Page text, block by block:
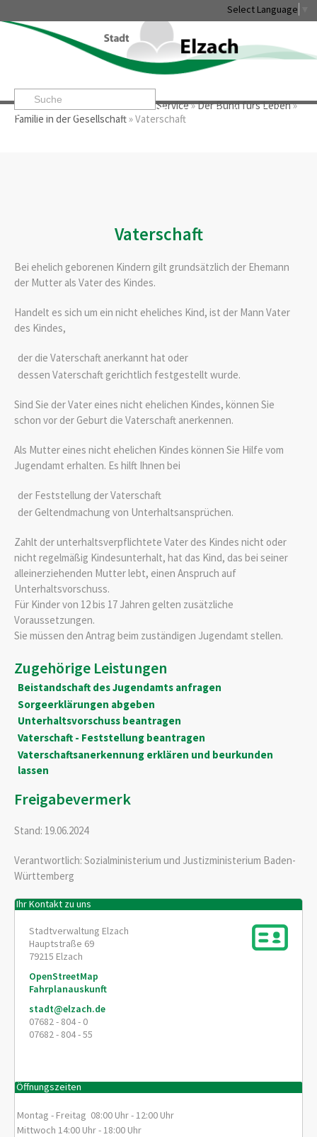
Select Language
Startseite» »Service»Der Bund fürs Leben»
Familie in der Gesellschaft»Vaterschaft
Leben & Erleben Rathaus & Service Stadtentwicklung &
Vaterschaft
Bei ehelich geborenen Kindern gilt grundsätzlich der Ehemann
der Mutter als Vater des Kindes.
Handelt es sich um ein nicht eheliches Kind, ist der Mann Vater
des Kindes,
der die Vaterschaft anerkannt hat oder
dessen Vaterschaft gerichtlich festgestellt wurde.
Sind Sie der Vater eines nicht ehelichen Kindes, können Sie
schon vor der Geburt die Vaterschaft anerkennen.
Als Mutter eines nicht ehelichen Kindes können Sie Hilfe vom
Jugendamt erhalten. Es hilft Ihnen bei
der Feststellung der Vaterschaft
der Geltendmachung von Unterhaltsansprüchen.
Zahlt der unterhaltsverpflichtete Vater des Kindes nicht oder
nicht regelmäßig Kindesunterhalt, hat das Kind, das bei seiner
alleinerziehenden Mutter lebt, einen Anspruch auf
Unterhaltsvorschuss.
Für Kinder von 12 bis 17 Jahren gelten zusätzliche
Voraussetzungen.
Sie müssen den Antrag beim zuständigen Jugendamt stellen.
Zugehörige Leistungen
Beistandschaft des Jugendamts anfragen
Sorgeerklärungen abgeben
Unterhaltsvorschuss beantragen
Vaterschaft - Feststellung beantragen
Vaterschaftsanerkennung erklären und beurkunden
lassen
Freigabevermerk
Stand: 19.06.2024
Verantwortlich: Sozialministerium und Justizministerium Baden-
Württemberg
Ihr Kontakt zu uns
Stadtverwaltung Elzach
Hauptstraße 69
79215 Elzach
OpenStreetMap
Fahrplanauskunft
stadt@elzach.de
07682 - 804 - 0
07682 - 804 - 55
Öffnungszeiten
Montag - Freitag 08:00 Uhr - 12:00 Uhr
Mittwoch 14:00 Uhr - 18:00 Uhr